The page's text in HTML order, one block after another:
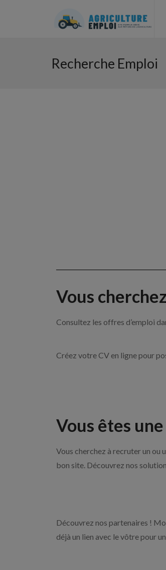
Recherche Emploi
Vous
Consultez les offres d’emploi
Créez votre CV en ligne pour
Vous êtes
Vous cherchez à recruter un ou
bon site. Découvrez nos
Découvrez nos partenaires !
déjà un lien avec le vôtre pour